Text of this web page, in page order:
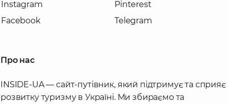
Instagram
Facebook
Pinterest
Telegram
Про нас
INSIDE-UA — сайт-путівник, який підтримує та сприяє
розвитку туризму в Україні. Ми збираємо та